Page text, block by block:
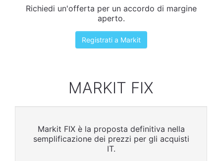
Richiedi un'offerta per un accordo di margine
aperto.
Registrati a Markit
MARKIT FIX
Markit FIX è la proposta definitiva nella
semplificazione dei prezzi per gli acquisti
IT.